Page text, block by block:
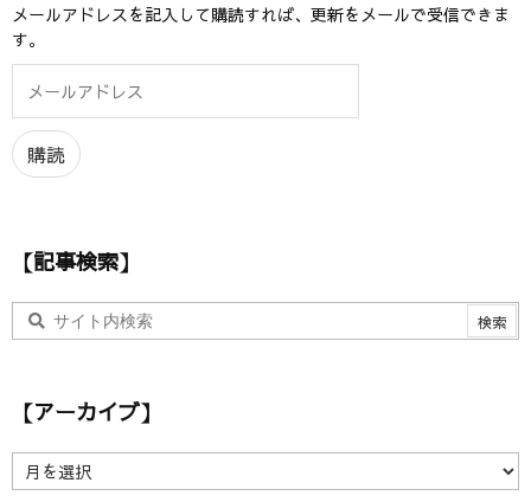
メールアドレスを記入して購読すれば、更新をメールで受信できま
す。
ル
ア
ド
購読
【記事検索】
【アーカイブ】
ア